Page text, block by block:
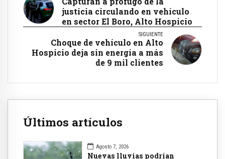
justicia circulando en vehículo
en sector El Boro, Alto Hospicio
SIGUIENTE
Choque de vehículo en Alto
Hospicio deja sin energía a más
de 9 mil clientes
Últimos artículos
Agosto 7, 2026
Nuevas lluvias podrían